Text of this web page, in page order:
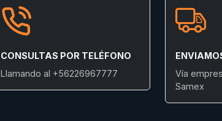
CONSULTAS POR TELÉFONO
Llamando al +56226967777
Vía
Samex